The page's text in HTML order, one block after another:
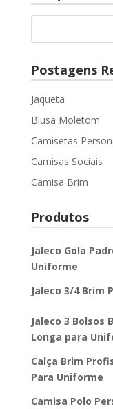
Postagens
Jaqueta
Blusa Moletom
Camisetas
Camisas Sociais
Camisa Brim
Produtos
Jaleco Gola
Uniforme
Jaleco 3/4 Brim
Jaleco 3 Bolsos
Longa para
Calça Brim
Para Uniforme
Camisa Polo